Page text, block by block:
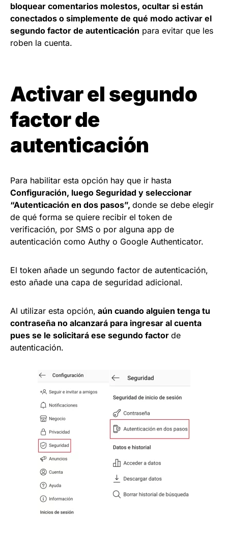
bloquear comentarios molestos, ocultar si están
conectados o simplemente de qué modo activar el
segundo factor de autenticación para evitar que les
roben la cuenta.
Activar el segundo
factor de
autenticación
Para habilitar esta opción hay que ir hasta
Configuración, luego Seguridad y seleccionar
“Autenticación en dos pasos”, donde se debe elegir
de qué forma se quiere recibir el token de
verificación, por SMS o por alguna app de
autenticación como Authy o Google Authenticator.
El token añade un segundo factor de autenticación,
esto añade una capa de seguridad adicional.
Al utilizar esta opción, aún cuando alguien tenga tu
contraseña no alcanzará para ingresar al cuenta
pues se le solicitará ese segundo factor de
autenticación.